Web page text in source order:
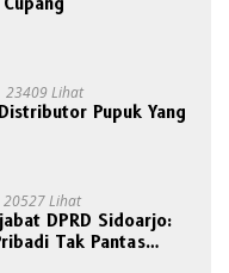
23409 Lihat
Pupuk Yang
20527 Lihat
DPRD Sidoarjo:
Tak Pantas